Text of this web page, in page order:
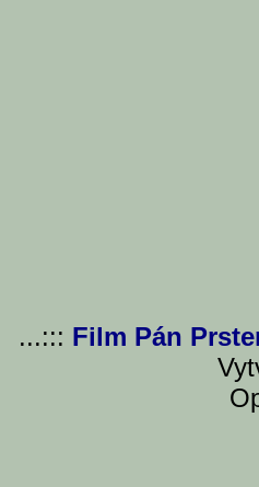
...::: Film Pán